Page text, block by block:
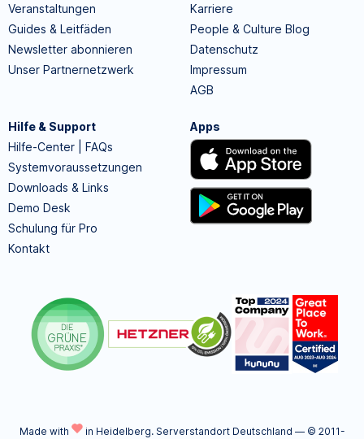
Veranstaltungen
Guides & Leitfäden
Newsletter abonnieren
Unser Partnernetzwerk
Karriere
People & Culture Blog
Datenschutz
Impressum
AGB
Hilfe & Support
Hilfe-Center | FAQs
Systemvoraussetzungen
Downloads & Links
Demo Desk
Schulung für Pro
Kontakt
Apps
Made with in Heidelberg. Serverstandort Deutschland — © 2011-